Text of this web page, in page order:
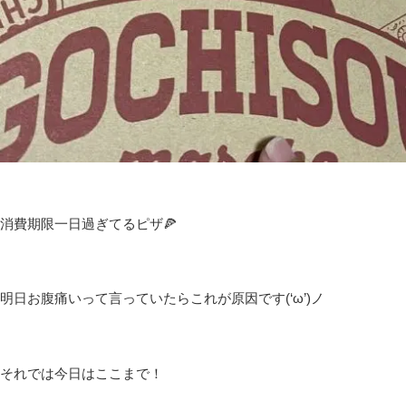
消費期限一日過ぎてるピザ🍕
明日お腹痛いって言っていたらこれが原因です(‘ω’)ノ
それでは今日はここまで！